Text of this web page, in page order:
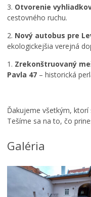
3. Otvorenie
cestovného ruchu.
2. Nový autobus pre
ekologickejšia verejná
1. Zrekonštruovaný
Pavla 47 – historická
Ďakujeme všetkým,
Tešíme sa na to, čo
Galéria
o
č
í
k
e
s
v
a
f
l